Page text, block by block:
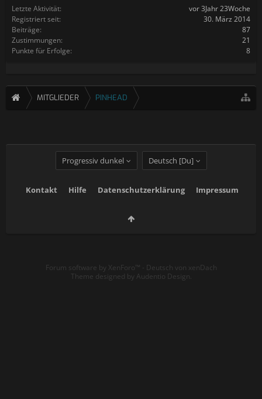
Letzte Aktivität:
vor 3Jahr 23Woche
Registriert seit:
30. März 2014
Beiträge:
87
Zustimmungen:
21
Punkte für Erfolge:
8
MITGLIEDER PINHEAD
Progressiv dunkel Deutsch [Du]
Kontakt Hilfe Datenschutzerklärung Impressum
Forum software by XenForo™ - Deutsch von xenDach
Theme designed by Audentio Design.